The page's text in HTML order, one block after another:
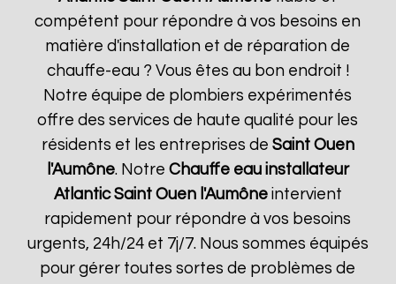
compétent pour répondre à vos besoins en
matière d'installation et de réparation de
chauffe-eau ? Vous êtes au bon endroit !
Notre équipe de plombiers expérimentés
offre des services de haute qualité pour les
résidents et les entreprises de Saint Ouen
l'Aumône. Notre Chauffe eau installateur
Atlantic Saint Ouen l'Aumôneintervient
rapidement pour répondre à vos besoins
urgents, 24h/24 et 7j/7. Nous sommes équipés
pour gérer toutes sortes de problèmes de